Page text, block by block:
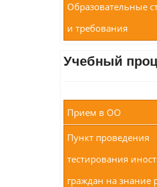
Образовательные
и требования
Учебный
Прием в ОО
Пункт проведения
тестирования
граждан на знание